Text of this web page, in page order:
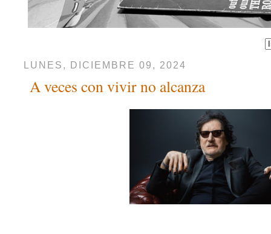
LUNES, DICIEMBRE 09, 2024
A veces con vivir no alcanza